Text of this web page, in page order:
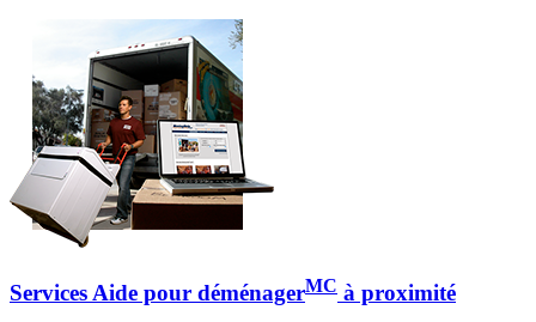
Services Aide pour déménagerMC à proximité